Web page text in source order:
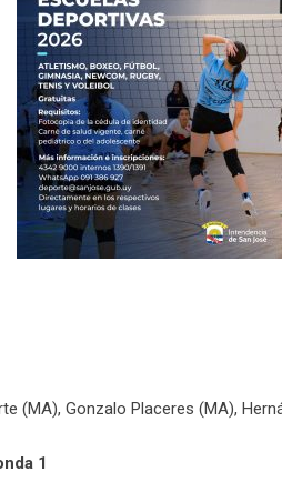
(MA), Gonzalo Placeres (MA),
1